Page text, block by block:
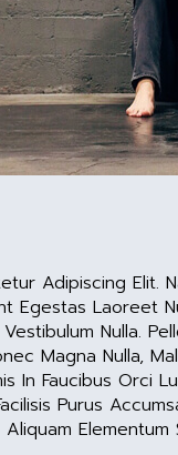
Adipiscing Elit.
Egestas Laoreet
Nulla.
Magna Nulla,
In Faucibus Orci
Purus
Elementum